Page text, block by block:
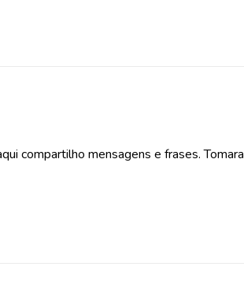
compartilho mensagens e frases. Tomara